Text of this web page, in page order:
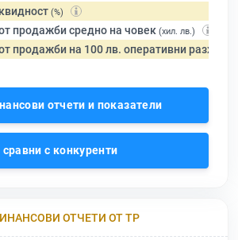
(%)
продажби средно на човек (хил. лв.)
продажби на 100 лв. оперативни разходи
отчети и показатели
сравни с конкуренти
ОТЧЕТИ ОТ ТР